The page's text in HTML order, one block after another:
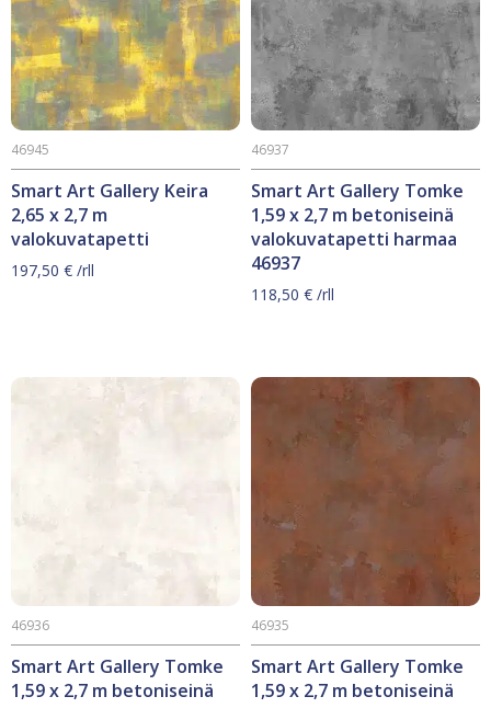
Smart Art Gallery Keira
2,65 x 2,7 m
valokuvatapetti
46945
197,50 € /rll
Smart Art Gallery Tomke
1,59 x 2,7 m betoniseinä
valokuvatapetti harmaa
46937
46937
118,50 € /rll
Smart Art Gallery Tomke
1,59 x 2,7 m betoniseinä
46936
Smart Art Gallery Tomke
1,59 x 2,7 m betoniseinä
46935